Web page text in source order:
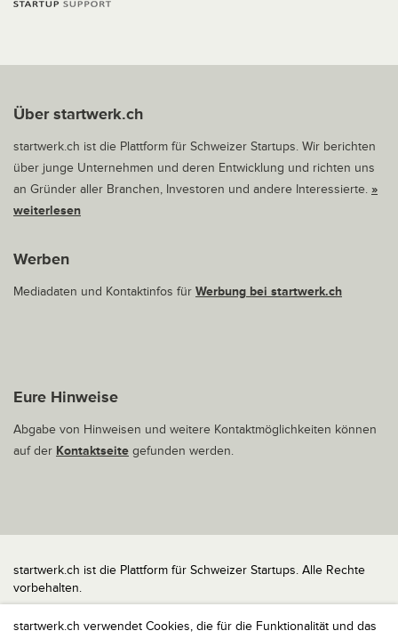
startwerk.ch verwendet Cookies, die für die Funktionalität und das
Über startwerk.ch
startwerk.ch ist die Plattform für Schweizer Startups. Wir berichten
über junge Unternehmen und deren Entwicklung und richten uns
an Gründer aller Branchen, Investoren und andere Interessierte. »
weiterlesen
Werben
Mediadaten und Kontaktinfos für Werbung bei startwerk.ch
Eure Hinweise
Abgabe von Hinweisen und weitere Kontaktmöglichkeiten können
auf der Kontaktseite gefunden werden.
startwerk.ch ist die Plattform für Schweizer Startups. Alle Rechte
vorbehalten.
Impressum